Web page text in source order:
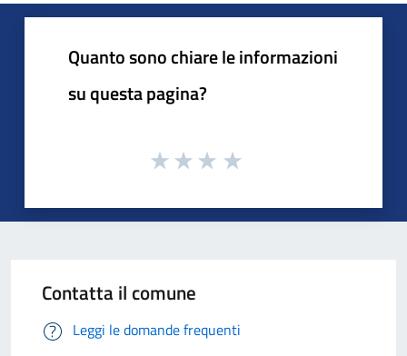
Quanto sono chiare le informazioni
su questa pagina?
Contatta il comune
Leggi le domande frequenti